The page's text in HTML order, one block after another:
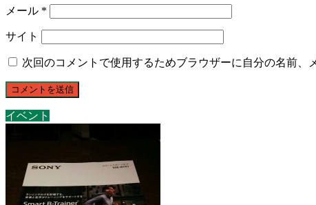
メール *
サイト
次回のコメントで使用するためブラウザーに自分の名前、
イベント